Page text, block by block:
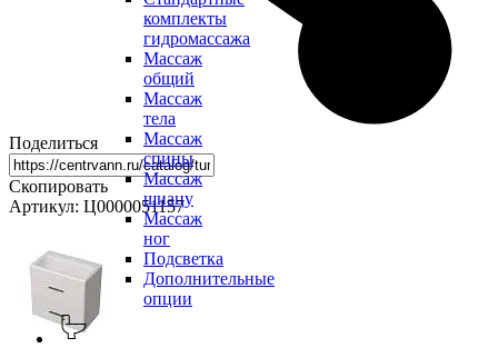
комплекты
гидромассажа
Массаж
общий
Массаж
тела
Массаж
спины
Массаж
шиацу
Массаж
ног
Подсветка
Дополнительные
опции
Поделиться
Скопировать
Артикул: Ц0000051157